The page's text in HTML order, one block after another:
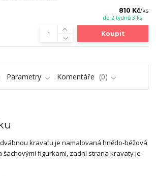
810 Kč/ks
do 2 týdnů 3 ks
Koupit
Parametry Komentáře 0
kravatu je namalovaná hnědo-béžová
šachovými figurkami, zadní strana kravaty je